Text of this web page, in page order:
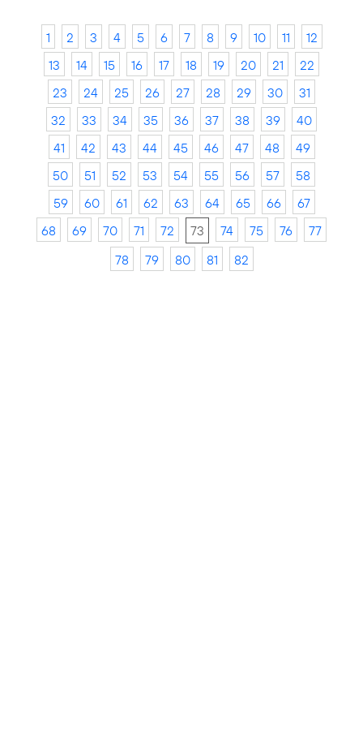
1 2 3 4 5 6 7 8 9 10 11
12
13
14 15 16 17 18 19 20 21
22
23
24 25 26 27 28 29 30
31
32
33 34 35 36 37 38 39
40
41
42 43 44 45 46 47 48
49
50
51 52 53 54 55 56 57
58
59
60 61 62 63 64 65 66
67
68
69 70 71 72 73 74 75 76
77
78
79 80 81 82